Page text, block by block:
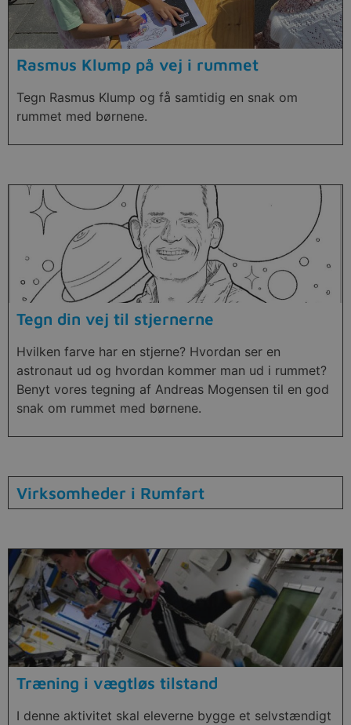
Rasmus Klump på vej i rummet
Tegn Rasmus Klump og få samtidig en snak om
rummet med børnene.
Tegn din vej til stjernerne
Hvilken farve har en stjerne? Hvordan ser en
astronaut ud og hvordan kommer man ud i rummet?
Benyt vores tegning af Andreas Mogensen til en god
snak om rummet med børnene.
Virksomheder i Rumfart
Træning i vægtløs tilstand
I denne aktivitet skal eleverne bygge et selvstændigt